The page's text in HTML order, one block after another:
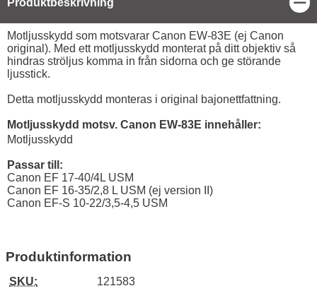
Produktbeskrivning
Motljusskydd som motsvarar Canon EW-83E (ej Canon
original). Med ett motljusskydd monterat på ditt objektiv så
hindras ströljus komma in från sidorna och ge störande
ljusstick.
Detta motljusskydd monteras i original bajonettfattning.
Motljusskydd motsv. Canon EW-83E innehåller:
Motljusskydd
Passar till:
Canon EF 17-40/4L USM
Canon EF 16-35/2,8 L USM (ej version II)
Canon EF-S 10-22/3,5-4,5 USM
Produktinformation
SKU: 121583